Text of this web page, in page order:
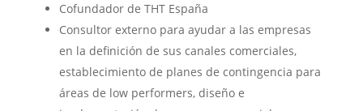
Cofundador de THT España
Consultor externo para ayudar a las empresas
en la definición de sus canales comerciales,
establecimiento de planes de contingencia para
áreas de low performers, diseño e